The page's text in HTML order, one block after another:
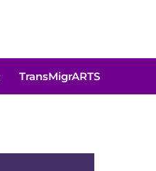
TransMigrARTS